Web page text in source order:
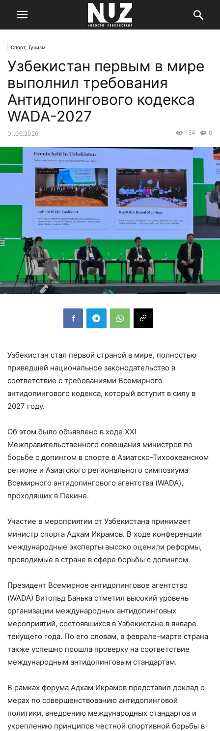
Спорт, Туризм
Узбекистан первым в мире
выполнил требования
Антидопингового кодекса
WADA-2027
01.06.2026 0
154
Узбекистан стал первой страной в мире, полностью
приведшей национальное законодательство в
соответствие с требованиями Всемирного
антидопингового кодекса, который вступит в силу в
2027 году.
Об этом было объявлено в ходе XXI
Межправительственного совещания министров по
борьбе с допингом в спорте в Азиатско-Тихоокеанском
регионе и Азиатского регионального симпозиума
Всемирного антидопингового агентства (WADA),
проходящих в Пекине.
Участие в мероприятии от Узбекистана принимает
министр спорта Адхам Икрамов. В ходе конференции
международные эксперты высоко оценили реформы,
проводимые в стране в сфере борьбы с допингом.
Президент Всемирное антидопинговое агентство
(WADA) Витольд Банька отметил высокий уровень
организации международных антидопинговых
мероприятий, состоявшихся в Узбекистане в январе
текущего года. По его словам, в феврале-марте страна
также успешно прошла проверку на соответствие
международным антидопинговым стандартам.
В рамках форума Адхам Икрамов представил доклад о
мерах по совершенствованию антидопинговой
политики, внедрению международных стандартов и
укреплению принципов честной спортивной борьбы в